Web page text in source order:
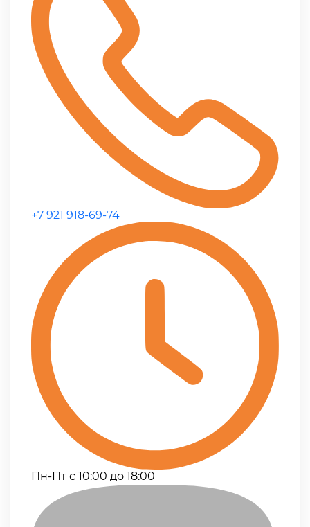
+7 921 918-69-74
Пн-Пт с 10:00 до 18:00